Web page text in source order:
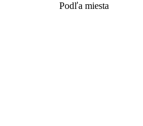
Podľa miesta